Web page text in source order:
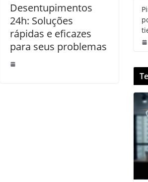
Desentupimentos
24h: Soluções
rápidas e eficazes
para seus problemas